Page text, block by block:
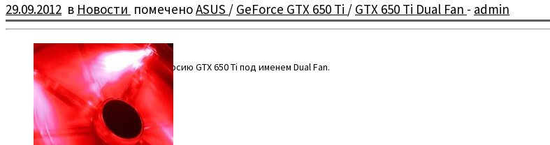
ASUS готовит к выходу свою версию GTX 650 Ti под именем Dual Fan.
29.09.2012 в Новости помеченоASUS / GeForce GTX 650 Ti / GTX 650 Ti Dual Fan - admin